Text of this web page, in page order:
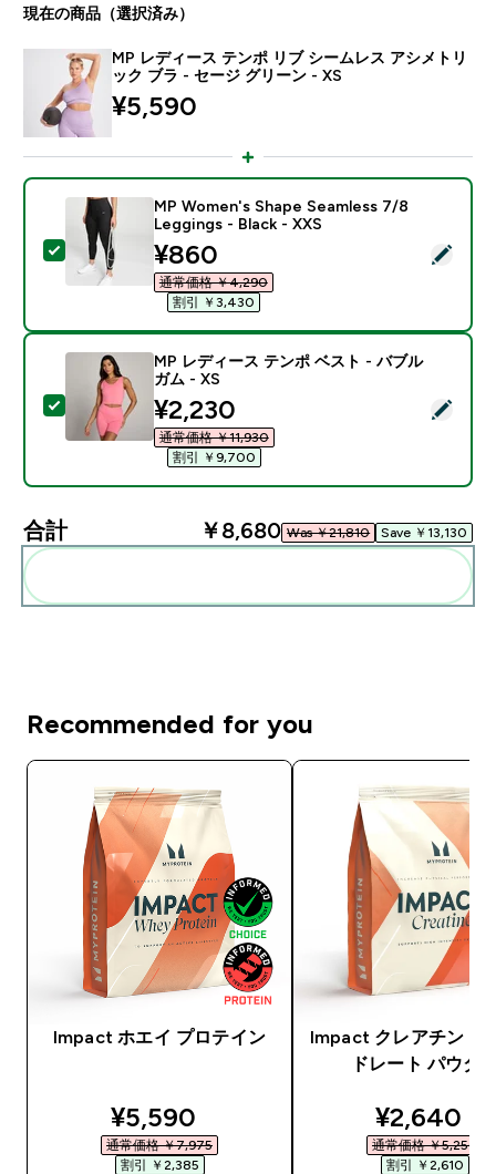
現在の商品（選択済み）
MP レディース テンポ リブ シームレス アシメトリ
ック ブラ - セージ グリーン - XS
¥5,590‎
この商品を選択 - MP Women's Shape Seamless 7/8
MP Women's Shape Seamless 7/8
Leggings - Black - XXS
discounted price
¥860‎
通常価格 ￥4,290‎
割引 ￥3,430‎
この商品を選択 - MP レディース テンポ ベスト - バ
MP レディース テンポ ベスト - バブル
ガム - XS
discounted price
¥2,230‎
通常価格 ￥11,930‎
割引 ￥9,700‎
合計 ￥8,680‎ Was ￥21,810‎ Save ￥13,130‎
Recommended for you
Impact ホエイ プロテイン
discounted price
¥5,590‎
通常価格 ￥7,975‎
割引 ￥2,385‎
Impact クレアチン モ
ドレート パウダ
¥2,640‎
通常価格 ￥5,250‎
割引 ￥2,610‎